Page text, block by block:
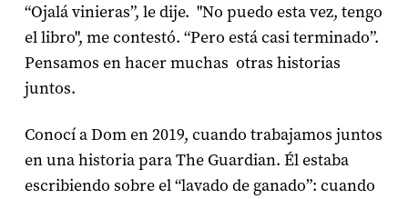
“Ojalá vinieras”, le dije. "No puedo esta vez, tengo
el libro", me contestó. “Pero está casi terminado”.
Pensamos en hacer muchas otras historias
juntos.
Conocí a Dom en 2019, cuando trabajamos juntos
en una historia para The Guardian. Él estaba
escribiendo sobre el “lavado de ganado”: cuando